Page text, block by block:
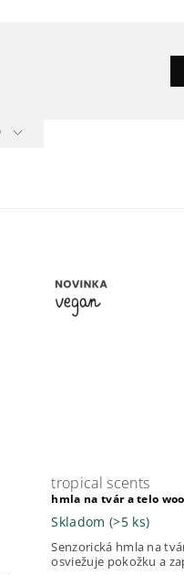
tropical scents
hmla na tvár a telo
Skladom (>5 ks)
Senzorická hmla na
osviežuje pokožku a